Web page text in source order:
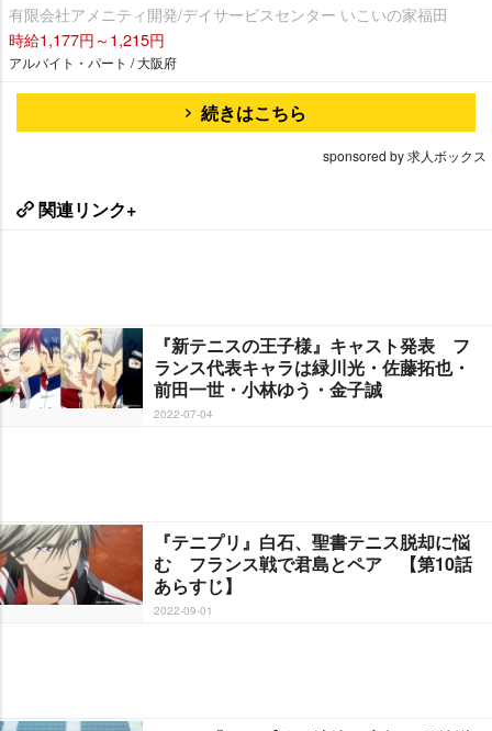
有限会社アメニティ開発/デイサービスセンター いこいの家福田
時給1,177円～1,215円
アルバイト・パート / 大阪府
続きはこちら
sponsored by 求人ボックス
関連リンク+
『新テニスの王子様』キャスト発表 フ
ランス代表キャラは緑川光・佐藤拓也・
前田一世・小林ゆう・金子誠
2022-07-04
『テニプリ』白石、聖書テニス脱却に悩
む フランス戦で君島とペア 【第10話
あらすじ】
2022-09-01